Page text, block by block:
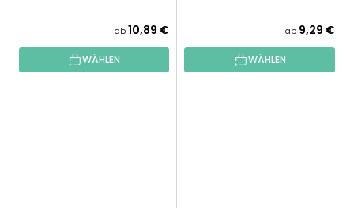
ab 10,89 €
WÄHLEN
ab 9,29 €
WÄHLEN